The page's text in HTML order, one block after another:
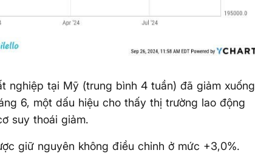
nghiệp tại Mỹ (trung bình 4 tuần) đã giảm xuống
6, một dấu hiệu cho thấy thị trường lao động
suy thoái giảm.
giữ nguyên không điều chỉnh ở mức +3,0%.